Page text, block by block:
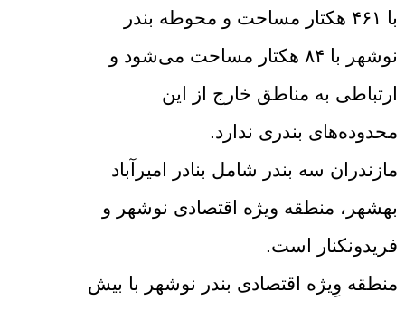
با ۴۶۱ هکتار مساحت و محوطه بندر
نوشهر با ۸۴ هکتار مساحت می‌شود و
ارتباطی به مناطق خارج از این
محدوده‌های بندری ندارد.
مازندران سه بندر شامل بنادر امیرآباد
بهشهر، منطقه ویژه اقتصادی نوشهر و
فریدونکنار است.
منطقه وِیژه اقتصادی بندر نوشهر با بیش